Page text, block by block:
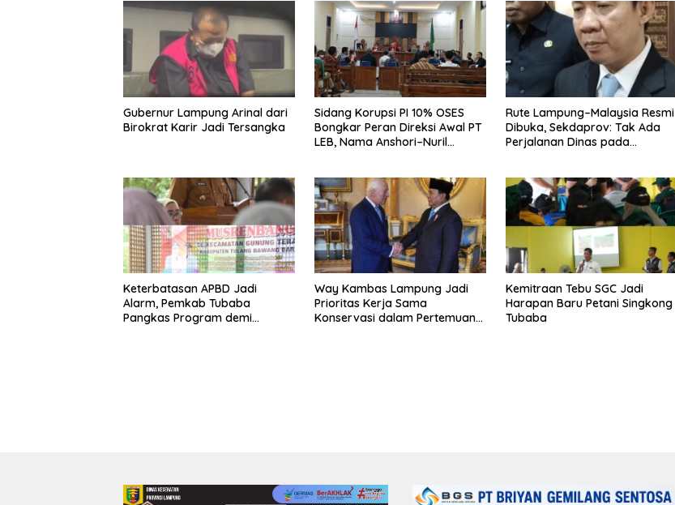
Gubernur Lampung Arinal dari
Birokrat Karir Jadi Tersangka
Sidang Korupsi PI 10% OSES
Bongkar Peran Direksi Awal PT
LEB, Nama Anshori–Nuril
Rute Lampung–Malaysia Resmi
Dibuka, Sekdaprov: Tak Ada
Perjalanan Dinas pada
Keterbatasan APBD Jadi
Alarm, Pemkab Tubaba
Pangkas Program demi
Way Kambas Lampung Jadi
Prioritas Kerja Sama
Konservasi dalam Pertemuan
Kemitraan Tebu SGC Jadi
Harapan Baru Petani Singkong
Tubaba